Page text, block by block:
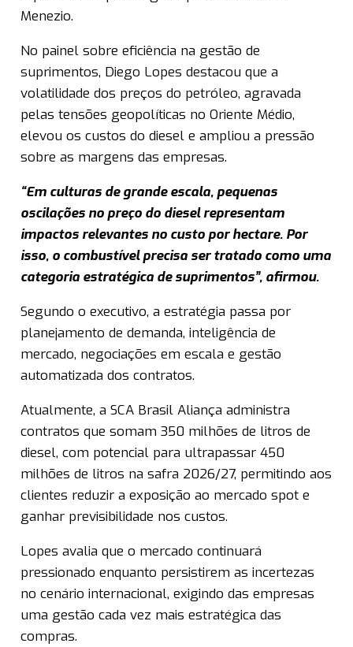
Menezio.
No painel sobre eficiência na gestão de
suprimentos, Diego Lopes destacou que a
volatilidade dos preços do petróleo, agravada
pelas tensões geopolíticas no Oriente Médio,
elevou os custos do diesel e ampliou a pressão
sobre as margens das empresas.
“Em culturas de grande escala, pequenas
oscilações no preço do diesel representam
impactos relevantes no custo por hectare. Por
isso, o combustível precisa ser tratado como uma
categoria estratégica de suprimentos”, afirmou.
Segundo o executivo, a estratégia passa por
planejamento de demanda, inteligência de
mercado, negociações em escala e gestão
automatizada dos contratos.
Atualmente, a SCA Brasil Aliança administra
contratos que somam 350 milhões de litros de
diesel, com potencial para ultrapassar 450
milhões de litros na safra 2026/27, permitindo aos
clientes reduzir a exposição ao mercado spot e
ganhar previsibilidade nos custos.
Lopes avalia que o mercado continuará
pressionado enquanto persistirem as incertezas
no cenário internacional, exigindo das empresas
uma gestão cada vez mais estratégica das
compras.